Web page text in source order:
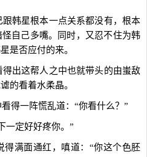
韩星根本一点关系都没有，根本
自己多嘴。同时，又忍不住为韩
是否应付的来。
出这帮人之中也就带头的由蚩敌
的看着水柔晶。
得一阵慌乱道：“你看什么？”
一定好好疼你。”
得满面通红，嗔道：“你这个色胚